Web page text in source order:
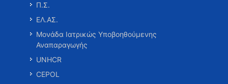
Π.Σ.
ΕΛ.ΑΣ.
Μονάδα Ιατρικώς Υποβοηθούμενης
Αναπαραγωγής
UNHCR
CEPOL